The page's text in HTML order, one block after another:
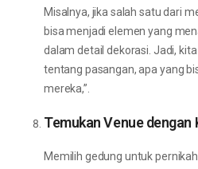
Misalnya, jika salah satu dari
bisa menjadi elemen yang
dalam detail dekorasi. Jadi,
tentang pasangan, apa yang
mereka,”.
Temukan Venue
Memilih gedung untuk